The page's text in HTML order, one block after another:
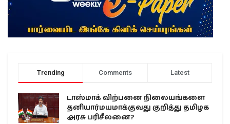
Trending Comments Latest
டாஸ்மாக் விற்பனை நிலையங்களை
தனியார்மயமாக்குவது குறித்து தமிழக
அரசு பரிசீலனை?